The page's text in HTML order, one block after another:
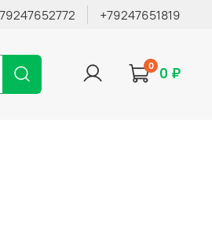
+79247651819
0 0 ₽